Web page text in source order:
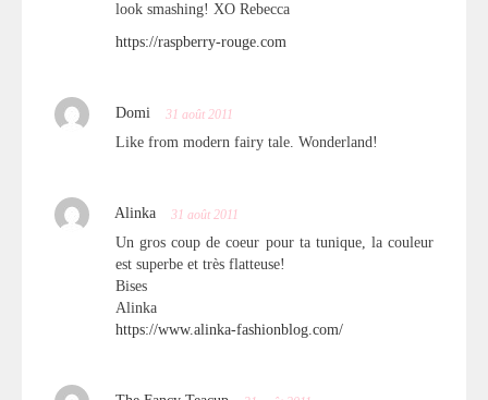
look smashing! XO Rebecca
https://raspberry-rouge.com
Domi 31 août 2011
Like from modern fairy tale. Wonderland!
Alinka 31 août 2011
Un gros coup de coeur pour ta tunique, la couleur
est superbe et très flatteuse!
Bises
Alinka
https://www.alinka-fashionblog.com/